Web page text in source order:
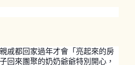
戚都回家過年才會「亮起來的房
回來團聚的奶奶爺爺特別開心，